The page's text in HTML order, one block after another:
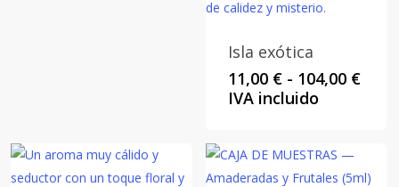
Isla exótica
11,00 € - 104,00 €
IVA incluido